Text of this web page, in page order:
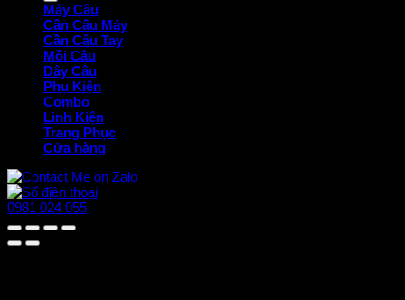
Máy Câu
Cần Câu Máy
Cần Câu Tay
Mồi Câu
Dây Câu
Phụ Kiện
Combo
Linh Kiện
Trang Phục
Cửa hàng
0981 024 055